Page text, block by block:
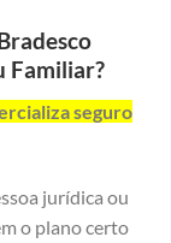
Familiar?
seguro
jurídica ou
o plano certo